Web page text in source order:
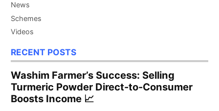
News
Schemes
Videos
RECENT POSTS
Washim Farmer’s Success: Selling
Turmeric Powder Direct-to-Consumer
Boosts Income 📈